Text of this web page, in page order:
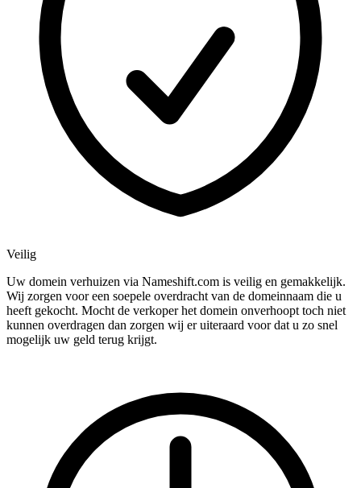
Veilig
Uw domein verhuizen via Nameshift.com is veilig en gemakkelijk.
Wij zorgen voor een soepele overdracht van de domeinnaam die u
heeft gekocht. Mocht de verkoper het domein onverhoopt toch niet
kunnen overdragen dan zorgen wij er uiteraard voor dat u zo snel
mogelijk uw geld terug krijgt.